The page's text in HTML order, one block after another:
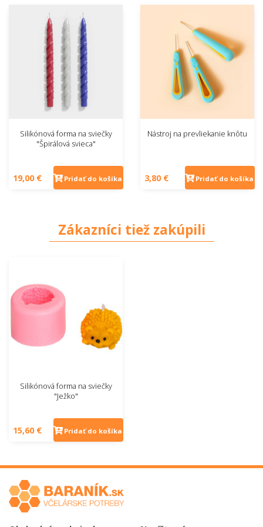
Silikónová forma na sviečky
"Špirálová svieca"
19,00 € Pridať do košíka
Nástroj na prevliekanie knôtu
3,80 € Pridať do košíka
Zákazníci tiež zakúpili
Silikónová forma na sviečky
"Ježko"
15,60 € Pridať do košíka